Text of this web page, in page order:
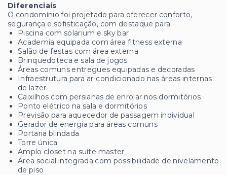
Diferenciais
O condomínio foi projetado para oferecer conforto,
segurança e sofisticação, com destaque para:
Piscina com solarium e sky bar
Academia equipada com área fitness externa
Salão de festas com área externa
Brinquedoteca e sala de jogos
Áreas comuns entregues equipadas e decoradas
Infraestrutura para ar-condicionado nas áreas internas
de lazer
Caixilhos com persianas de enrolar nos dormitórios
Ponto elétrico na sala e dormitórios
Previsão para aquecedor de passagem individual
Gerador de energia para áreas comuns
Portaria blindada
Torre única
Amplo closet na suíte master
Área social integrada com possibilidade de nivelamento
de piso